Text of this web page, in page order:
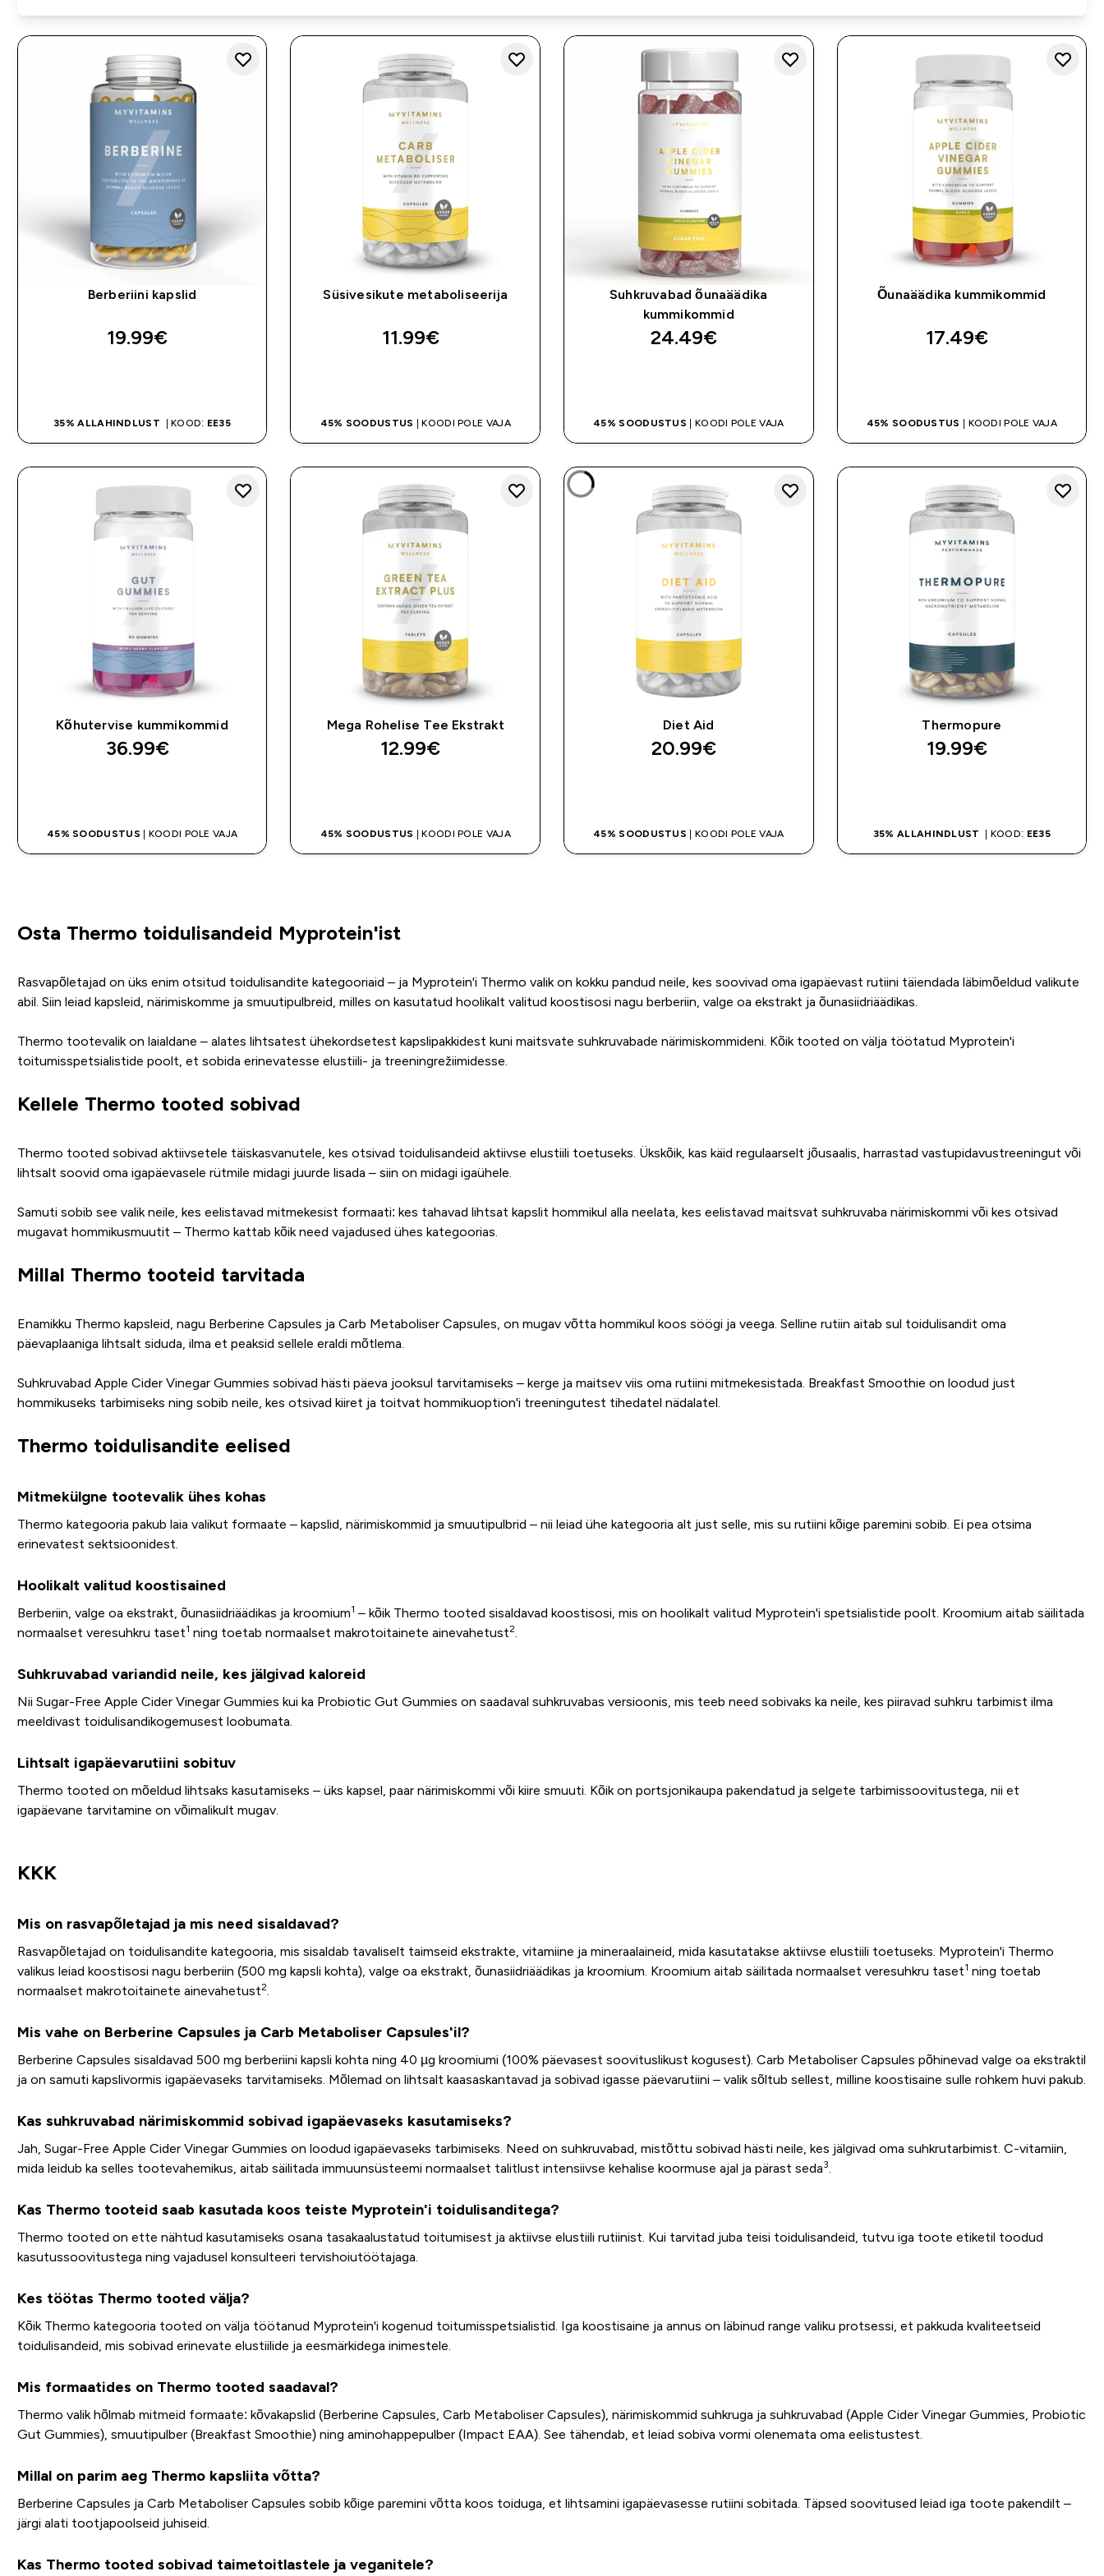
Berberiini kapslid
19.99€‎
35% ALLAHINDLUST | KOOD: EE35
Süsivesikute metaboliseerija
11.99€‎
45% SOODUSTUS | KOODI POLE VAJA
Suhkruvabad õunaäädika
kummikommid
24.49€‎
45% SOODUSTUS | KOODI POLE VAJA
Õunaäädika kummikommid
17.49€‎
45% SOODUSTUS | KOODI POLE VAJA
Kõhutervise kummikommid
36.99€‎
45% SOODUSTUS | KOODI POLE VAJA
Mega Rohelise Tee Ekstrakt
12.99€‎
45% SOODUSTUS | KOODI POLE VAJA
Diet Aid
20.99€‎
45% SOODUSTUS | KOODI POLE VAJA
Thermopure
19.99€‎
35% ALLAHINDLUST | KOOD: EE35
Osta Thermo toidulisandeid Myprotein'ist
Rasvapõletajad on üks enim otsitud toidulisandite kategooriaid – ja Myprotein'i Thermo valik on kokku pandud neile, kes soovivad oma igapäevast rutiini täiendada läbimõeldud valikute
abil. Siin leiad kapsleid, närimiskomme ja smuutipulbreid, milles on kasutatud hoolikalt valitud koostisosi nagu berberiin, valge oa ekstrakt ja õunasiidriäädikas.
Thermo tootevalik on laialdane – alates lihtsatest ühekordsetest kapslipakkidest kuni maitsvate suhkruvabade närimiskommideni. Kõik tooted on välja töötatud Myprotein'i
toitumisspetsialistide poolt, et sobida erinevatesse elustiili- ja treeningrežiimidesse.
Kellele Thermo tooted sobivad
Thermo tooted sobivad aktiivsetele täiskasvanutele, kes otsivad toidulisandeid aktiivse elustiili toetuseks. Ükskõik, kas käid regulaarselt jõusaalis, harrastad vastupidavustreeningut või
lihtsalt soovid oma igapäevasele rütmile midagi juurde lisada – siin on midagi igaühele.
Samuti sobib see valik neile, kes eelistavad mitmekesist formaati: kes tahavad lihtsat kapslit hommikul alla neelata, kes eelistavad maitsvat suhkruvaba närimiskommi või kes otsivad
mugavat hommikusmuutit – Thermo kattab kõik need vajadused ühes kategoorias.
Millal Thermo tooteid tarvitada
Enamikku Thermo kapsleid, nagu Berberine Capsules ja Carb Metaboliser Capsules, on mugav võtta hommikul koos söögi ja veega. Selline rutiin aitab sul toidulisandit oma
päevaplaaniga lihtsalt siduda, ilma et peaksid sellele eraldi mõtlema.
Suhkruvabad Apple Cider Vinegar Gummies sobivad hästi päeva jooksul tarvitamiseks – kerge ja maitsev viis oma rutiini mitmekesistada. Breakfast Smoothie on loodud just
hommikuseks tarbimiseks ning sobib neile, kes otsivad kiiret ja toitvat hommikuoption'i treeningutest tihedatel nädalatel.
Thermo toidulisandite eelised
Mitmekülgne tootevalik ühes kohas
Thermo kategooria pakub laia valikut formaate – kapslid, närimiskommid ja smuutipulbrid – nii leiad ühe kategooria alt just selle, mis su rutiini kõige paremini sobib. Ei pea otsima
erinevatest sektsioonidest.
Hoolikalt valitud koostisained
Berberiin, valge oa ekstrakt, õunasiidriäädikas ja kroomium1 – kõik Thermo tooted sisaldavad koostisosi, mis on hoolikalt valitud Myprotein'i spetsialistide poolt. Kroomium aitab säilitada
normaalset veresuhkru taset1 ning toetab normaalset makrotoitainete ainevahetust2.
Suhkruvabad variandid neile, kes jälgivad kaloreid
Nii Sugar-Free Apple Cider Vinegar Gummies kui ka Probiotic Gut Gummies on saadaval suhkruvabas versioonis, mis teeb need sobivaks ka neile, kes piiravad suhkru tarbimist ilma
meeldivast toidulisandikogemusest loobumata.
Lihtsalt igapäevarutiini sobituv
Thermo tooted on mõeldud lihtsaks kasutamiseks – üks kapsel, paar närimiskommi või kiire smuuti. Kõik on portsjonikaupa pakendatud ja selgete tarbimissoovitustega, nii et
igapäevane tarvitamine on võimalikult mugav.
KKK
Mis on rasvapõletajad ja mis need sisaldavad?
Rasvapõletajad on toidulisandite kategooria, mis sisaldab tavaliselt taimseid ekstrakte, vitamiine ja mineraalaineid, mida kasutatakse aktiivse elustiili toetuseks. Myprotein'i Thermo
valikus leiad koostisosi nagu berberiin (500 mg kapsli kohta), valge oa ekstrakt, õunasiidriäädikas ja kroomium. Kroomium aitab säilitada normaalset veresuhkru taset1 ning toetab
normaalset makrotoitainete ainevahetust2.
Mis vahe on Berberine Capsules ja Carb Metaboliser Capsules'il?
Berberine Capsules sisaldavad 500 mg berberiini kapsli kohta ning 40 µg kroomiumi (100% päevasest soovituslikust kogusest). Carb Metaboliser Capsules põhinevad valge oa ekstraktil
ja on samuti kapslivormis igapäevaseks tarvitamiseks. Mõlemad on lihtsalt kaasaskantavad ja sobivad igasse päevarutiini – valik sõltub sellest, milline koostisaine sulle rohkem huvi pakub.
Kas suhkruvabad närimiskommid sobivad igapäevaseks kasutamiseks?
Jah, Sugar-Free Apple Cider Vinegar Gummies on loodud igapäevaseks tarbimiseks. Need on suhkruvabad, mistõttu sobivad hästi neile, kes jälgivad oma suhkrutarbimist. C-vitamiin,
mida leidub ka selles tootevahemikus, aitab säilitada immuunsüsteemi normaalset talitlust intensiivse kehalise koormuse ajal ja pärast seda3
Kas Thermo tooteid saab kasutada koos teiste Myprotein'i toidulisanditega?
Thermo tooted on ette nähtud kasutamiseks osana tasakaalustatud toitumisest ja aktiivse elustiili rutiinist. Kui tarvitad juba teisi toidulisandeid, tutvu iga toote etiketil toodud
kasutussoovitustega ning vajadusel konsulteeri tervishoiutöötajaga.
Kes töötas Thermo tooted välja?
Kõik Thermo kategooria tooted on välja töötanud Myprotein'i kogenud toitumisspetsialistid. Iga koostisaine ja annus on läbinud range valiku protsessi, et pakkuda kvaliteetseid
toidulisandeid, mis sobivad erinevate elustiilide ja eesmärkidega inimestele.
Mis formaatides on Thermo tooted saadaval?
Thermo valik hõlmab mitmeid formaate: kõvakapslid (Berberine Capsules, Carb Metaboliser Capsules), närimiskommid suhkruga ja suhkruvabad (Apple Cider Vinegar Gummies, Probiotic
Gut Gummies), smuutipulber (Breakfast Smoothie) ning aminohappepulber (Impact EAA). See tähendab, et leiad sobiva vormi olenemata oma eelistustest.
Millal on parim aeg Thermo kapsliita võtta?
Berberine Capsules ja Carb Metaboliser Capsules sobib kõige paremini võtta koos toiduga, et lihtsamini igapäevasesse rutiini sobitada. Täpsed soovitused leiad iga toote pakendilt –
järgi alati tootjapoolseid juhiseid.
Kas Thermo tooted sobivad taimetoitlastele ja veganitele?